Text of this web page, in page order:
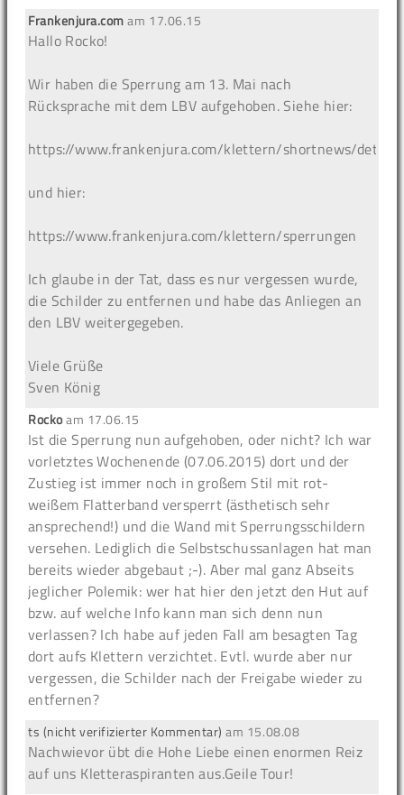
Frankenjura.comam 17.06.15
Hallo Rocko!
Wir haben die Sperrung am 13. Mai nach
Rücksprache mit dem LBV aufgehoben. Siehe hier:
https://www.frankenjura.com/klettern/shortnews/detail/
und hier:
https://www.frankenjura.com/klettern/sperrungen
Ich glaube in der Tat, dass es nur vergessen wurde,
die Schilder zu entfernen und habe das Anliegen an
den LBV weitergegeben.
Viele Grüße
Sven König
Rockoam 17.06.15
Ist die Sperrung nun aufgehoben, oder nicht? Ich war
vorletztes Wochenende (07.06.2015) dort und der
Zustieg ist immer noch in großem Stil mit rot-
weißem Flatterband versperrt (ästhetisch sehr
ansprechend!) und die Wand mit Sperrungsschildern
versehen. Lediglich die Selbstschussanlagen hat man
bereits wieder abgebaut ;-). Aber mal ganz Abseits
jeglicher Polemik: wer hat hier den jetzt den Hut auf
bzw. auf welche Info kann man sich denn nun
verlassen? Ich habe auf jeden Fall am besagten Tag
dort aufs Klettern verzichtet. Evtl. wurde aber nur
vergessen, die Schilder nach der Freigabe wieder zu
entfernen?
ts (nicht verifizierter Kommentar) am 15.08.08
Nachwievor übt die Hohe Liebe einen enormen Reiz
auf uns Kletteraspiranten aus.Geile Tour!